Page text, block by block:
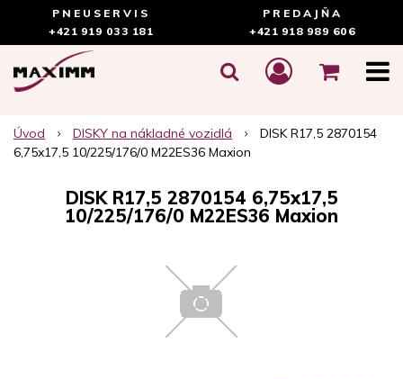
PNEUSERVIS
+421 919 033 181
PREDAJŇA
+421 918 989 606
Úvod DISKY na nákladné vozidlá
DISK R17,5 2870154
6,75x17,5 10/225/176/0 M22ES36 Maxion
DISK R17,5 2870154 6,75x17,5
10/225/176/0 M22ES36 Maxion